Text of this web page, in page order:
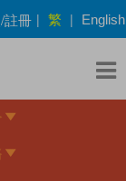
註冊 | 繁 | English